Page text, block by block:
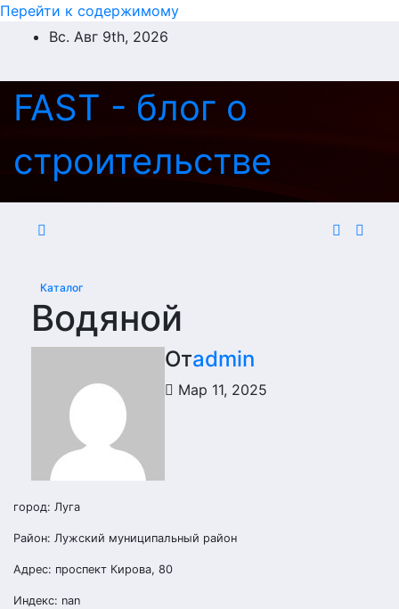
Перейти к содержимому
Вс. Авг 9th, 2026
FAST - блог о
строительстве
Каталог
Водяной
Отadmin
Мар 11, 2025
город: Луга
Район: Лужский муниципальный район
Адрес: проспект Кирова, 80
Индекс: nan